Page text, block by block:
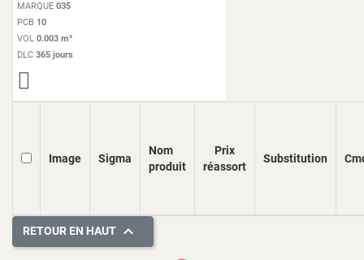
MARQUE 035
PCB 10
VOL 0.003 m³
DLC 365 jours
Image Sigma
Nom
produit
Prix
réassort
Substitution
RETOUR EN HAUT 